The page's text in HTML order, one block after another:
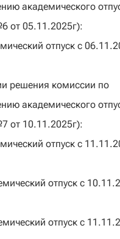
академического
от 05.11.2025г):
отпуск с
решения комиссии по
академического
от 10.11.2025г):
отпуск с
отпуск с
отпуск с